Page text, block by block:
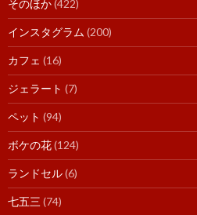
そのほか(422)
インスタグラム (200)
カフェ (16)
ジェラート (7)
ペット (94)
ボケの花(124)
ランドセル(6)
七五三 (74)